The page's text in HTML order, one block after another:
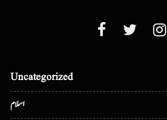
Uncategorized
اسلام